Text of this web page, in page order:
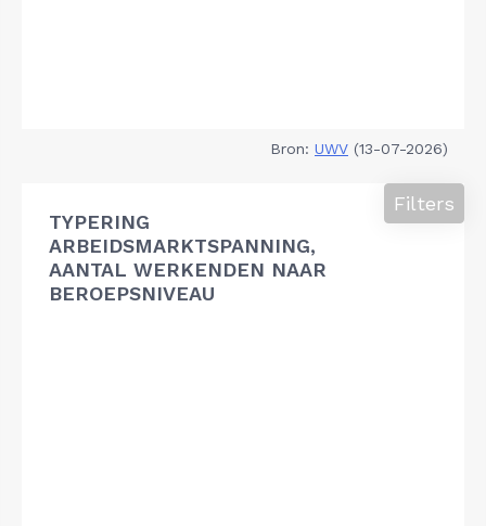
Bron: UWV (13-07-2026)
TYPERING
ARBEIDSMARKTSPANNING,
AANTAL WERKENDEN NAAR
BEROEPSNIVEAU
Filters